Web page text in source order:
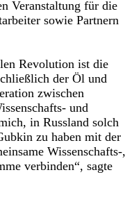
Veranstaltung für die
sowie Partnern
Revolution ist die
der Öl und
zwischen
und
in Russland solch
zu haben mit der
Wissenschafts-,
verbinden“, sagte